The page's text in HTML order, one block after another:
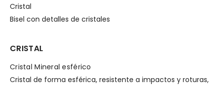
Cristal
Bisel con detalles de cristales
CRISTAL
Cristal Mineral esférico
Cristal de forma esférica, resistente a impactos y roturas,